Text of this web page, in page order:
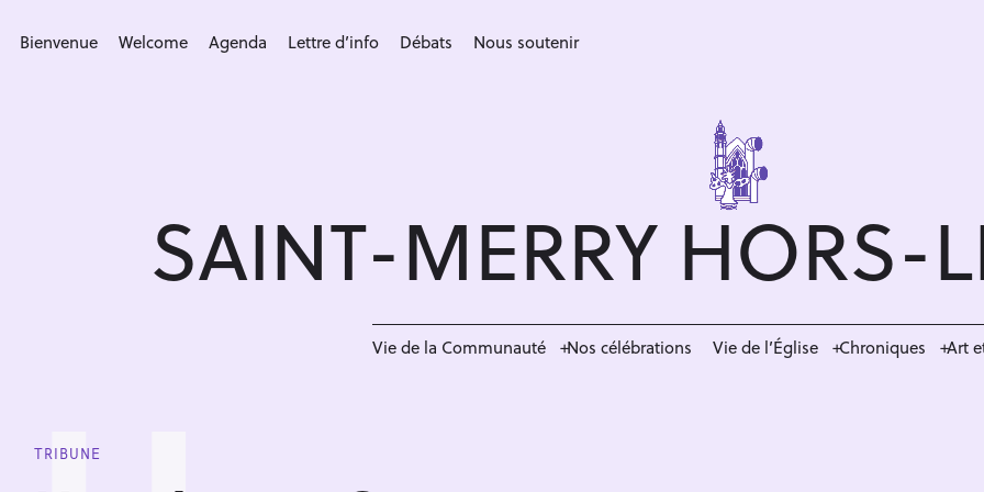
Bienvenue Welcome Agenda Lettre d’info Débats Nous soutenir
SAINT-MERRY HORS-
Vie de la Communauté Nos célébrations Vie de l’Église Chroniques Art
TRIBUNE